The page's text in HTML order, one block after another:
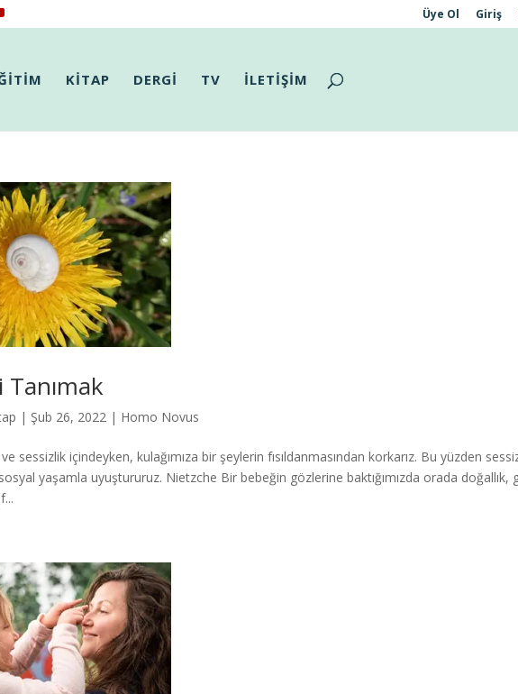
Üye Ol Giriş
KİTAP DERGİ TV İLETİŞİM
Tanımak
| Şub 26, 2022| Homo Novus
ve sessizlik içindeyken, kulağımıza bir şeylerin fısıldanmasından korkarız. Bu yüzden
yaşamla uyuştururuz. Nietzche Bir bebeğin gözlerine baktığımızda orada doğallık,